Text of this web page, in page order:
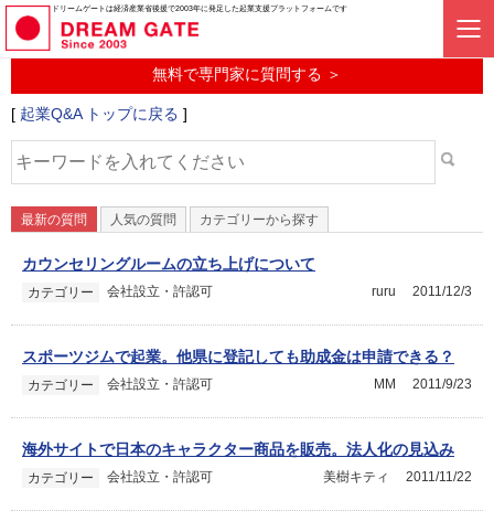
ドリームゲートは経済産業省後援で2003年に発足した起業支援プラットフォームです
起業に関するみんなの質問投稿サービス
起業Q&A
無料で専門家に質問する ＞
[ 起業Q&A トップに戻る ]
最新の質問 人気の質問 カテゴリーから探す
カウンセリングルームの立ち上げについて
カテゴリー 会社設立・許認可 2011/12/3
ruru
スポーツジムで起業。他県に登記しても助成金は申請できる？
カテゴリー 会社設立・許認可 2011/9/23
MM
海外サイトで日本のキャラクター商品を販売。法人化の見込み
カテゴリー 会社設立・許認可 2011/11/22
美樹キティ